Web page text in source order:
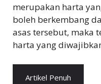
merupakan harta
boleh berkembang
asas tersebut, maka
harta yang
Artikel Penuh